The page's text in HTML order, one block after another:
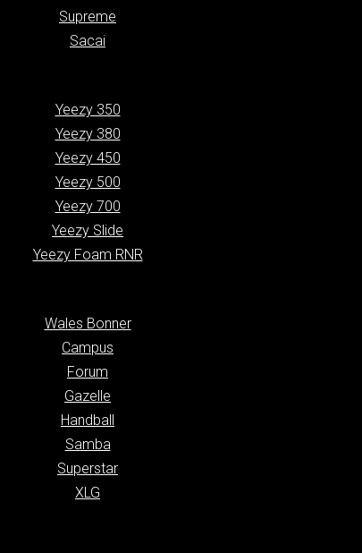
Supreme
Sacai
Yeezy 350
Yeezy 380
Yeezy 450
Yeezy 500
Yeezy 700
Yeezy Slide
Yeezy Foam RNR
Wales Bonner
Campus
Forum
Gazelle
Handball
Samba
Superstar
XLG